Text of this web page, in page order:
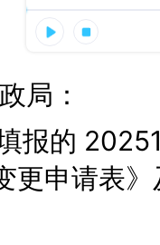
局：
的
更申请表